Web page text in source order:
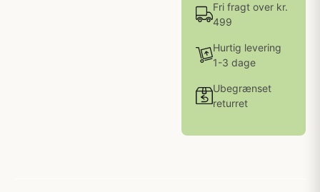
Fri fragt over kr.
499
Hurtig levering
1-3 dage
Ubegrænset
returret